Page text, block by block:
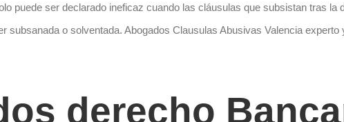
puede ser declarado ineficaz cuando las cláusulas que subsistan tras
subsanada o solventada. Abogados Clausulas Abusivas Valencia experto
derecho